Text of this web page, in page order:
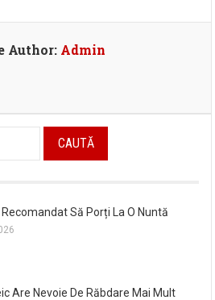
Author: Admin
Recomandat Să Porți La O Nuntă
Are Nevoie De Răbdare Mai Mult